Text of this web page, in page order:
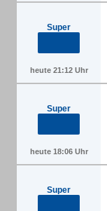
Super
heute 21:12 Uhr
Super
heute 18:06 Uhr
Super